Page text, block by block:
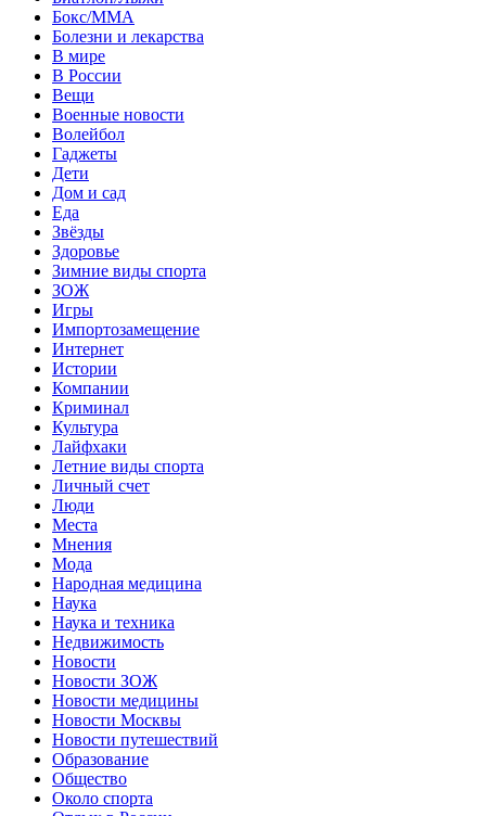
Бокс/MMA
Болезни и лекарства
В мире
В России
Вещи
Военные новости
Волейбол
Гаджеты
Дети
Дом и сад
Еда
Звёзды
Здоровье
Зимние виды спорта
ЗОЖ
Игры
Импортозамещение
Интернет
Истории
Компании
Криминал
Культура
Лайфхаки
Летние виды спорта
Личный счет
Люди
Места
Мнения
Мода
Народная медицина
Наука
Наука и техника
Недвижимость
Новости
Новости ЗОЖ
Новости медицины
Новости Москвы
Новости путешествий
Образование
Общество
Около спорта